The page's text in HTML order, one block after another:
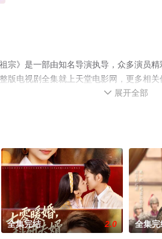
宗》是一部由知名导演执导，众多演员
版电视剧全集就上天堂电影网，更多相
 展开全部
全集完结 2.0 全集完